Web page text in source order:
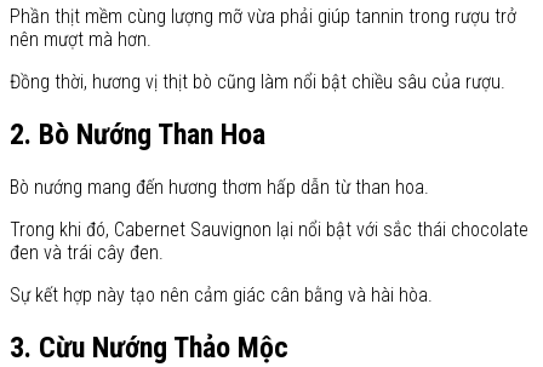
Phần thịt mềm cùng lượng mỡ vừa phải giúp tannin trong rượu trở
nên mượt mà hơn.
Đồng thời, hương vị thịt bò cũng làm nổi bật chiều sâu của rượu.
2. Bò Nướng Than Hoa
Bò nướng mang đến hương thơm hấp dẫn từ than hoa.
Trong khi đó, Cabernet Sauvignon lại nổi bật với sắc thái chocolate
đen và trái cây đen.
Sự kết hợp này tạo nên cảm giác cân bằng và hài hòa.
3. Cừu Nướng Thảo Mộc